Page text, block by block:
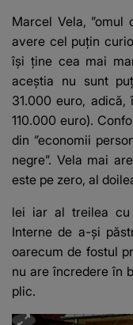
Marcel Vela, ”omul
avere cel puțin
își ține cea mai
aceștia nu sunt
31.000 euro,
110.000 euro).
din ”economii
negre”. Vela mai
este pe zero, al
lei iar al treilea cu
Interne de a-și
oarecum de fostul
nu are încredere în
plic.